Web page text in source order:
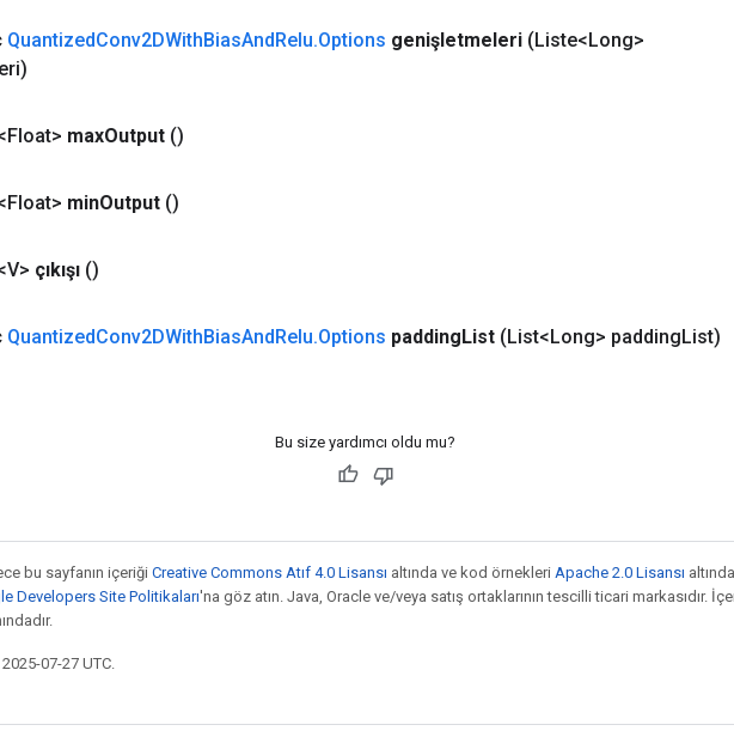
QuantizedConv2DWithBiasAndRelu.Options genişletmeleri (Liste<Long>
maxOutput ()
minOutput ()
çıkışı ()
QuantizedConv2DWithBiasAndRelu.Options paddingList (List<Long> paddingList)
Bu size yardımcı oldu mu?
bu sayfanın içeriği Creative Commons Atıf 4.0 Lisansı altında ve kod örnekleri Apache 2.0 Lisansı
Developers Site Politikaları'na göz atın. Java, Oracle ve/veya satış ortaklarının tescilli ticari markasıdır.
07-27 UTC.